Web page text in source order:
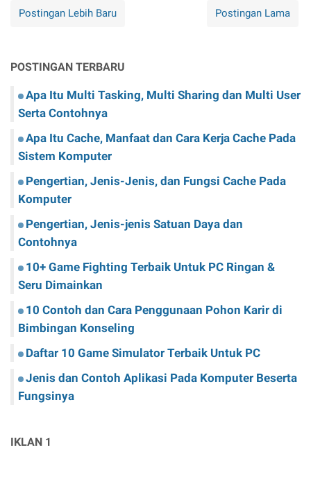
Postingan Lebih Baru Postingan Lama
POSTINGAN TERBARU
Apa Itu Multi Tasking, Multi Sharing dan Multi User
Serta Contohnya
Apa Itu Cache, Manfaat dan Cara Kerja Cache Pada
Sistem Komputer
Pengertian, Jenis-Jenis, dan Fungsi Cache Pada
Komputer
Pengertian, Jenis-jenis Satuan Daya dan
Contohnya
10+ Game Fighting Terbaik Untuk PC Ringan &
Seru Dimainkan
10 Contoh dan Cara Penggunaan Pohon Karir di
Bimbingan Konseling
Daftar 10 Game Simulator Terbaik Untuk PC
Jenis dan Contoh Aplikasi Pada Komputer Beserta
Fungsinya
IKLAN 1